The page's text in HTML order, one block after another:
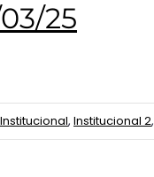
25
Institucional, Institucional 2,